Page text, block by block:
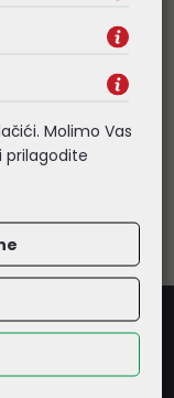
Samo za daljnju
ovisno o grupi
bez PDV-a.
a), organiziramo
ormari i
Molimo Vas
prilagodite